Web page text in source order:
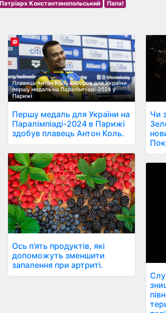
Константинопольський Папа!
Першу медаль для України на
Паралімпіаді-2024 в Парижі
здобув плавець Антон Коль.
Ось п’ять продуктів, які
допоможуть зменшити
запалення при артриті.
Чи